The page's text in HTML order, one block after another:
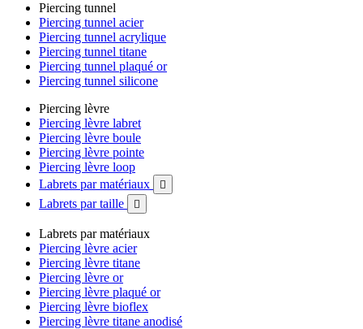
Piercing tunnel
Piercing tunnel acier
Piercing tunnel acrylique
Piercing tunnel titane
Piercing tunnel plaqué or
Piercing tunnel silicone
Piercing lèvre
Piercing lèvre labret
Piercing lèvre boule
Piercing lèvre pointe
Piercing lèvre loop
Labrets par matériaux

Labrets par taille 
Labrets par matériaux
Piercing lèvre acier
Piercing lèvre titane
Piercing lèvre or
Piercing lèvre plaqué or
Piercing lèvre bioflex
Piercing lèvre titane anodisé